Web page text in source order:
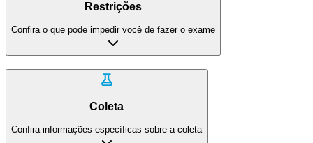
Restrições
Confira o que pode impedir você de fazer o exame
Coleta
Confira informações específicas sobre a coleta